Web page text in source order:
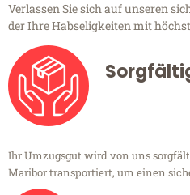
Verlassen Sie sich auf unseren
der Ihre Habseligkeiten mit
Ihr Umzugsgut wird von uns
Maribor transportiert, um einen